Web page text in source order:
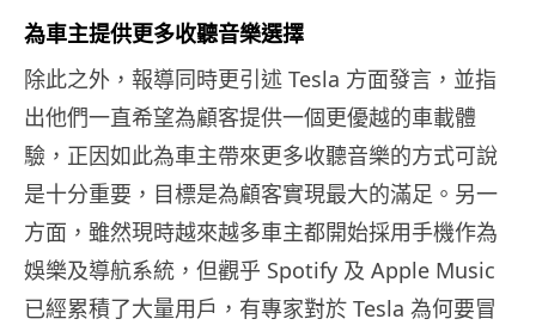
為車主提供更多收聽音樂選擇
除此之外，報導同時更引述 Tesla 方面發言，並指
出他們一直希望為顧客提供一個更優越的車載體
驗，正因如此為車主帶來更多收聽音樂的方式可說
是十分重要，目標是為顧客實現最大的滿足。另一
方面，雖然現時越來越多車主都開始採用手機作為
娛樂及導航系統，但觀乎 Spotify 及 Apple Music
已經累積了大量用戶，有專家對於 Tesla 為何要冒